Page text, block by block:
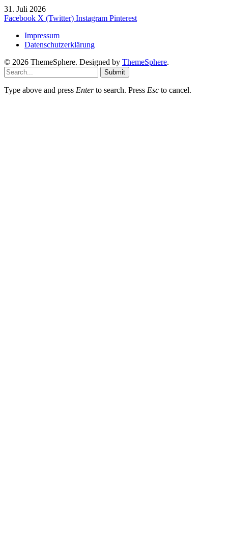
31. Juli 2026
Facebook X (Twitter) Instagram Pinterest
Impressum
Datenschutzerklärung
© 2026 ThemeSphere. Designed by ThemeSphere.
Submit
Type above and press Enterto search. Press Esc to cancel.